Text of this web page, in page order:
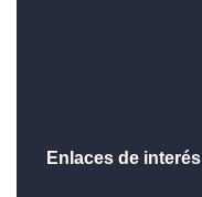
Enlaces de interés